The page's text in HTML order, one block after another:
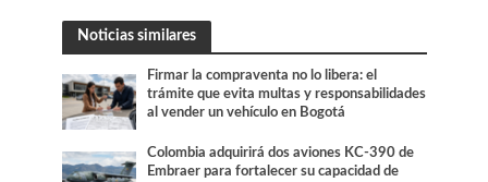
Noticias similares
Firmar la compraventa no lo libera: el
trámite que evita multas y responsabilidades
al vender un vehículo en Bogotá
Colombia adquirirá dos aviones KC-390 de
Embraer para fortalecer su capacidad de